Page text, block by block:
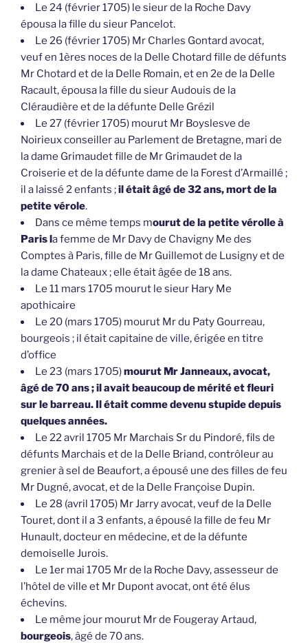
Le 24 (février 1705) le sieur de la Roche Davy
épousa la fille du sieur Pancelot.
Le 26 (février 1705) Mr Charles Gontard avocat,
veuf en 1ères noces de la Delle Chotard fille de défunts
Mr Chotard et de la Delle Romain, et en 2e de la Delle
Racault, épousa la fille du sieur Audouis de la
Cléraudière et de la défunte Delle Grézil
Le 27 (février 1705) mourut Mr Boyslesve de
Noirieux conseiller au Parlement de Bretagne, mari de
la dame Grimaudet fille de Mr Grimaudet de la
Croiserie et de la défunte dame de la Forest d’Armaillé ;
il a laissé 2 enfants ;il était âgé de 32 ans, mort de la
petite vérole.
Dans ce même temps mourut de la petite vérolle à
Paris la femme de Mr Davy de Chavigny Me des
Comptes à Paris, fille de Mr Guillemot de Lusigny et de
la dame Chateaux ; elle était âgée de 18 ans.
Le 11 mars 1705 mourut le sieur Hary Me
apothicaire
Le 20 (mars 1705) mourut Mr du Paty Gourreau,
bourgeois ; il était capitaine de ville, érigée en titre
d’office
Le 23 (mars 1705)mourut Mr Janneaux, avocat,
âgé de 70 ans ; il avait beaucoup de mérité et fleuri
sur le barreau. Il était comme devenu stupide depuis
quelques années.
Le 22 avril 1705 Mr Marchais Sr du Pindoré, fils de
défunts Marchais et de la Delle Briand, contrôleur au
grenier à sel de Beaufort, a épousé une des filles de feu
Mr Dugné, avocat, et de la Delle Françoise Dupin.
Le 28 (avril 1705) Mr Jarry avocat, veuf de la Delle
Touret, dont il a 3 enfants, a épousé la fille de feu Mr
Hunault, docteur en médecine, et de la défunte
demoiselle Jurois.
Le 1er mai 1705 Mr de la Roche Davy, assesseur de
l’hôtel de ville et Mr Dupont avocat, ont été élus
échevins.
Le même jour mourut Mr de Fougeray Artaud,
bourgeois, âgé de 70 ans.